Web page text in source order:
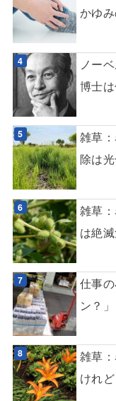
かゆ
ノー
博士
雑草
除は
雑草
は絶
仕事
ン？
雑草
けれ